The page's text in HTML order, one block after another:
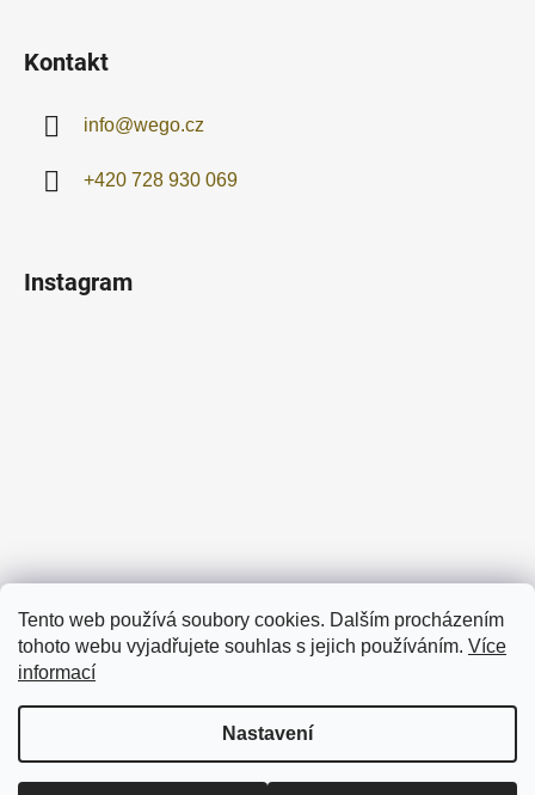
Tento web používá soubory cookies. Dalším procházením
tohoto webu vyjadřujete souhlas s jejich používáním. Více
informací
Nastavení
Kontakt
info@wego.cz
+420 728 930 069
Instagram
Facebook